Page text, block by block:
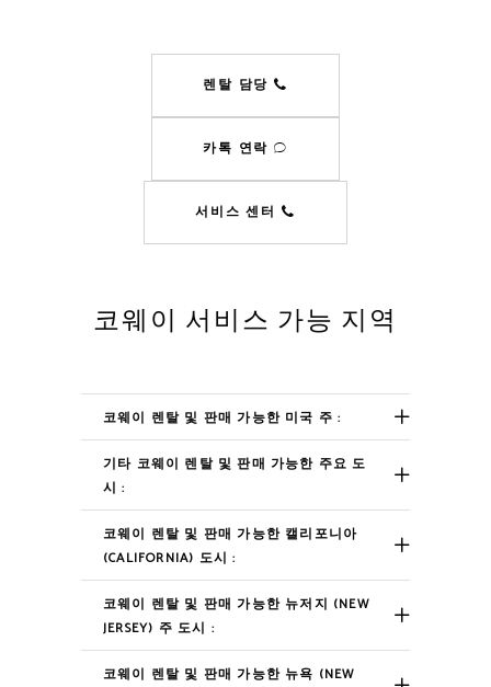
렌탈 담당
카톡 연락
서비스 센터
코웨이 서비스 가능 지역
코웨이 렌탈 및 판매 가능한 미국 주 :
기타 코웨이 렌탈 및 판매 가능한 주요 도
시 :
코웨이 렌탈 및 판매 가능한 캘리포니아
(CALIFORNIA) 도시 :
코웨이 렌탈 및 판매 가능한 뉴저지 (NEW
JERSEY) 주 도시 :
코웨이 렌탈 및 판매 가능한 뉴욕 (NEW